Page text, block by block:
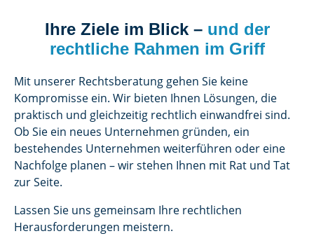
Ihre Ziele im Blick – und der
rechtliche Rahmen im Griff
Mit unserer Rechtsberatung gehen Sie keine
Kompromisse ein. Wir bieten Ihnen Lösungen, die
praktisch und gleichzeitig rechtlich einwandfrei sind.
Ob Sie ein neues Unternehmen gründen, ein
bestehendes Unternehmen weiterführen oder eine
Nachfolge planen – wir stehen Ihnen mit Rat und Tat
zur Seite.
Lassen Sie uns gemeinsam Ihre rechtlichen
Herausforderungen meistern.